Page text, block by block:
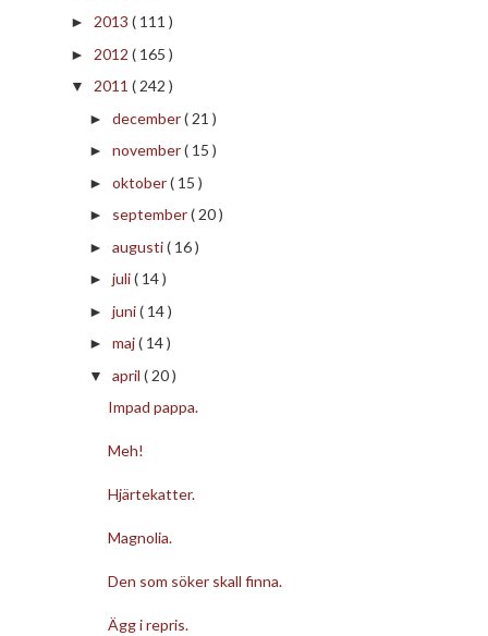
► 2013 ( 111 )
► 2012 ( 165 )
▼ 2011 ( 242 )
► december( 21 )
► november( 15 )
► oktober( 15 )
► september( 20 )
► augusti( 16 )
► juli( 14 )
► juni( 14 )
► maj( 14 )
▼ april ( 20 )
Impad pappa.
Meh!
Hjärtekatter.
Magnolia.
Den som söker skall finna.
Ägg i repris.